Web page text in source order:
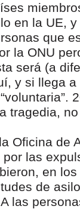
en la UE,
que
la ONU
será (a
y si llega a
tragedia,
Oficina de
las
en
de
las